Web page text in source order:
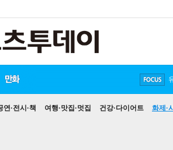
연·전시·책 여행·맛집·멋집 건강·다이어트 화제·
방탄소년단
손흥민